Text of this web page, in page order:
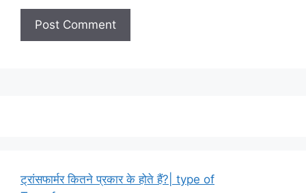
ट्रांसफार्मर कितने प्रकार के होते हैं?| type of